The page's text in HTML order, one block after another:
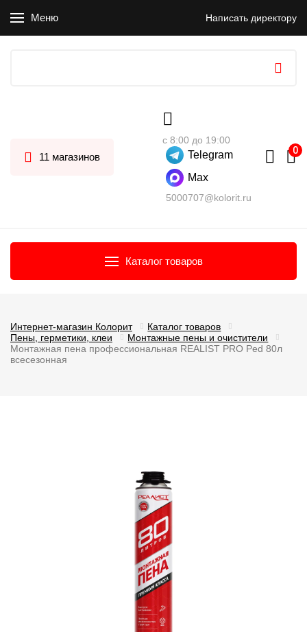
Меню Написать директору
11 магазинов
с 8:00 до 19:00
Telegram
Max
5000707@kolorit.ru
Каталог товаров
Интернет-магазин Колорит
Каталог товаров
Пены, герметики, клеи
Монтажные пены и очистители
Монтажная пена профессиональная REALIST PRO Ped 80л
всесезонная